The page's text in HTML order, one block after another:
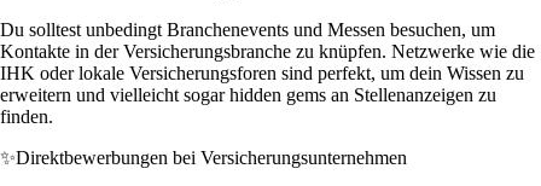
Du solltest unbedingt Branchenevents und Messen besuchen, um
Kontakte in der Versicherungsbranche zu knüpfen. Netzwerke wie die
IHK oder lokale Versicherungsforen sind perfekt, um dein Wissen zu
erweitern und vielleicht sogar hidden gems an Stellenanzeigen zu
finden.
✨Direktbewerbungen bei Versicherungsunternehmen